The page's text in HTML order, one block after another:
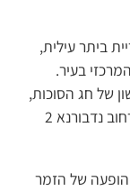
ביתר עילית,
בעיר.
של חג הסוכות,
בחצר תלמוד תורה חב”ד – תפארת מנחם, ברחוב נדבורנא 2
הופעה של הזמר